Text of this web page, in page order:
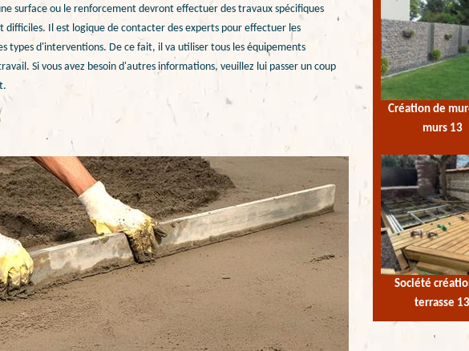
surface ou le renforcement devront effectuer des travaux spécifiques
difficiles. Il est logique de contacter des experts pour effectuer les
types d'interventions. De ce fait, il va utiliser tous les équipements
Si vous avez besoin d'autres informations, veuillez lui passer un coup
Création de
murs 13
Société
terrasse 13